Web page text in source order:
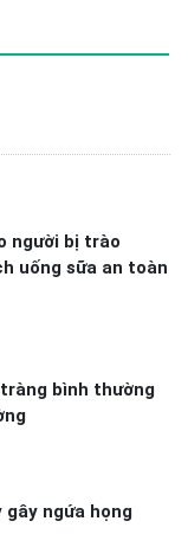
người bị trào
uống sữa an toàn
bình thường
gây ngứa họng